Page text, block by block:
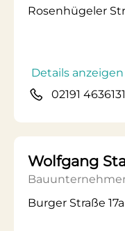
Rosenhügeler
Details anzeigen
02191
Wolfgang
Burger Straße